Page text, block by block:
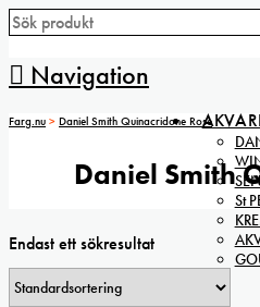
Navigation
St
Farg.nu > Daniel Smith Quinacridone Rose
Daniel Smith
Endast ett sökresultat